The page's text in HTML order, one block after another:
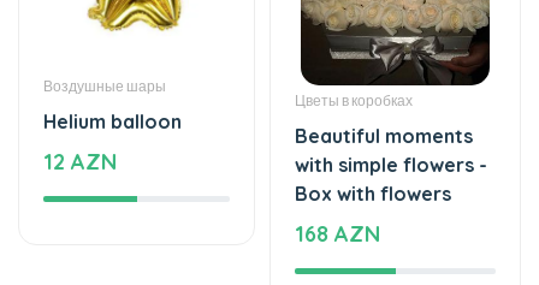
Воздушные шары
Helium balloon
12 AZN
Цветы в коробках
Beautiful moments
with simple flowers -
Box with flowers
168 AZN